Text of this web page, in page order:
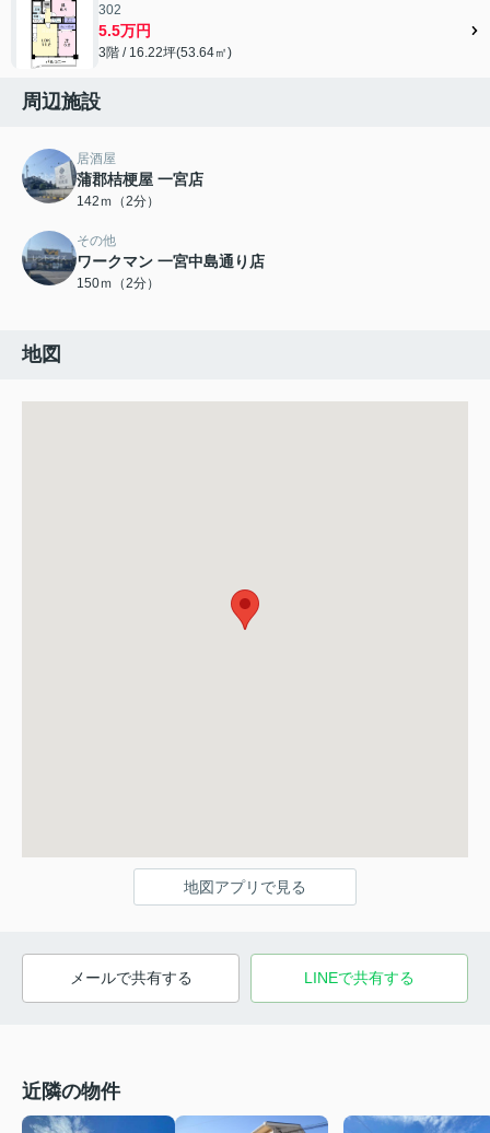
302
5.5万円
3階 / 16.22坪(53.64㎡)
周辺施設
居酒屋
蒲郡桔梗屋 一宮店
142ｍ（2分）
その他
ワークマン 一宮中島通り店
150ｍ（2分）
地図
地図アプリで見る
メールで共有する LINEで共有する
近隣の物件